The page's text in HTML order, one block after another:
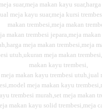
suar,meja makan kayu
meja kayu suar,meja kursi
makan trembesi,meja makan
makan trembesi jepara,meja
meja makan trembesi,meja
utuh,ukuran meja makan
makan kayu trembesi,
meja makan kayu trembesi utuh,jual
meja makan kayu
trembesi murah,set meja makan
makan kayu solid trembesi,meja